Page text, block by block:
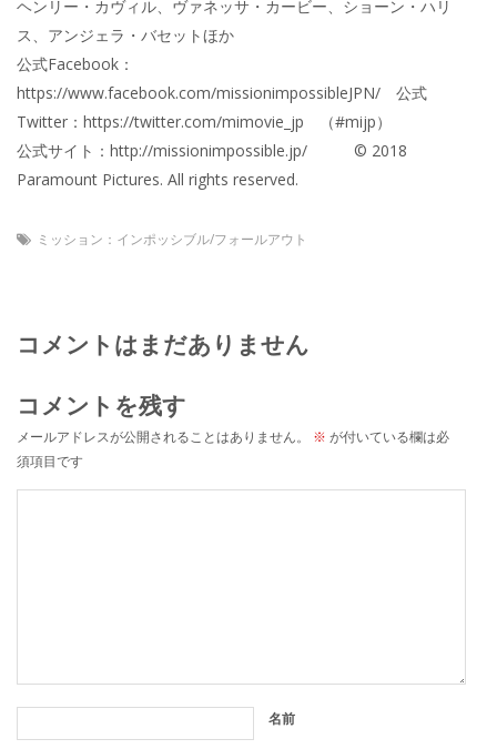
ヘンリー・カヴィル、ヴァネッサ・カービー、ショーン・ハリ
ス、アンジェラ・バセットほか
公式Facebook：
https://www.facebook.com/missionimpossibleJPN/ 公式
Twitter：https://twitter.com/mimovie_jp （#mijp）
公式サイト：http://missionimpossible.jp/ © 2018
Paramount Pictures. All rights reserved.
ミッション：インポッシブル/フォールアウト
コメントはまだありません
コメントを残す
メールアドレスが公開されることはありません。 ※ が付いている欄は必
須項目です
名前